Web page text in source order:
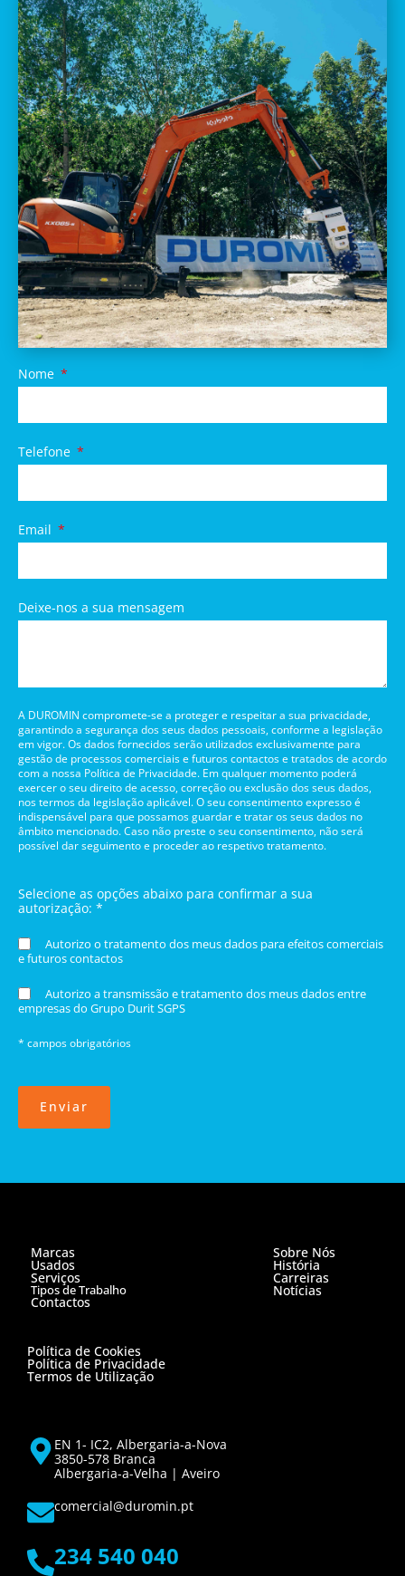
Nome
Telefone
Email
Deixe-nos a sua mensagem
A DUROMIN compromete-se a proteger e respeitar a sua privacidade,
garantindo a segurança dos seus dados pessoais, conforme a legislação
em vigor. Os dados fornecidos serão utilizados exclusivamente para
gestão de processos comerciais e futuros contactos e tratados de acordo
com a nossa Política de Privacidade. Em qualquer momento poderá
exercer o seu direito de acesso, correção ou exclusão dos seus dados,
nos termos da legislação aplicável. O seu consentimento expresso é
indispensável para que possamos guardar e tratar os seus dados no
âmbito mencionado. Caso não preste o seu consentimento, não será
possível dar seguimento e proceder ao respetivo tratamento.
Selecione as opções abaixo para confirmar a sua
autorização: *
Autorizo o tratamento dos meus dados para efeitos comerciais
e futuros contactos
Autorizo a transmissão e tratamento dos meus dados entre
empresas do Grupo Durit SGPS
* campos obrigatórios
Enviar
Marcas
Usados
Serviços
Tipos de Trabalho
Contactos
Sobre Nós
História
Carreiras
Notícias
Política de Cookies
Política de Privacidade
Termos de Utilização
EN 1- IC2, Albergaria-a-Nova
3850-578 Branca
Albergaria-a-Velha | Aveiro
comercial@duromin.pt
234 540 040